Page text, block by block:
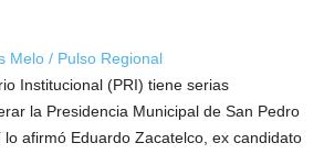
Melo / Pulso Regional
Institucional (PRI) tiene serias
la Presidencia Municipal de San Pedro
afirmó Eduardo Zacatelco, ex candidato